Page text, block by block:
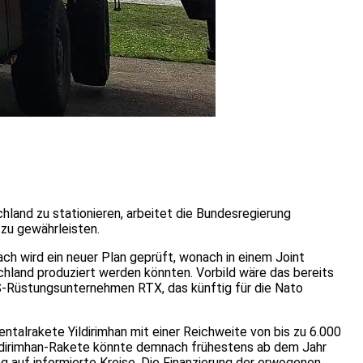
zu stationieren, arbeitet die Bundesregierung
gewährleisten.
wird ein neuer Plan geprüft, wonach in einem Joint
produziert werden könnten. Vorbild wäre das bereits
RTX, das künftig für die Nato
Yildirimhan mit einer Reichweite von bis zu 6.000
Rakete könnte demnach frühestens ab dem Jahr